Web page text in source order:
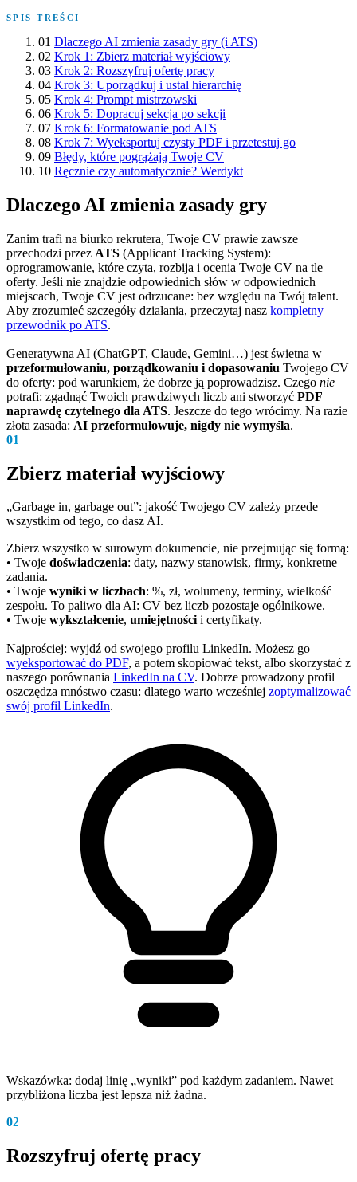
SPIS TREŚCI
01 Dlaczego AI zmienia zasady gry (i ATS)
02 Krok 1: Zbierz materiał wyjściowy
03 Krok 2: Rozszyfruj ofertę pracy
04 Krok 3: Uporządkuj i ustal hierarchię
05 Krok 4: Prompt mistrzowski
06 Krok 5: Dopracuj sekcja po sekcji
07 Krok 6: Formatowanie pod ATS
08 Krok 7: Wyeksportuj czysty PDF i przetestuj go
09 Błędy, które pogrążają Twoje CV
10 Ręcznie czy automatycznie? Werdykt
Dlaczego AI zmienia zasady gry
Zanim trafi na biurko rekrutera, Twoje CV prawie zawsze
przechodzi przez ATS (Applicant Tracking System):
oprogramowanie, które czyta, rozbija i ocenia Twoje CV na tle
oferty. Jeśli nie znajdzie odpowiednich słów w odpowiednich
miejscach, Twoje CV jest odrzucane: bez względu na Twój talent.
Aby zrozumieć szczegóły działania, przeczytaj nasz kompletny
przewodnik po ATS.
Generatywna AI (ChatGPT, Claude, Gemini…) jest świetna w
przeformułowaniu, porządkowaniu i dopasowaniu Twojego CV
do oferty: pod warunkiem, że dobrze ją poprowadzisz. Czego nie
potrafi: zgadnąć Twoich prawdziwych liczb ani stworzyć PDF
naprawdę czytelnego dla ATS. Jeszcze do tego wrócimy. Na razie
złota zasada: AI przeformułowuje, nigdy nie wymyśla.
01
Zbierz materiał wyjściowy
„Garbage in, garbage out”: jakość Twojego CV zależy przede
wszystkim od tego, co dasz AI.
Zbierz wszystko w surowym dokumencie, nie przejmując się formą:
• Twoje doświadczenia: daty, nazwy stanowisk, firmy, konkretne
zadania.
• Twoje wyniki w liczbach: %, zł, wolumeny, terminy, wielkość
zespołu. To paliwo dla AI: CV bez liczb pozostaje ogólnikowe.
• Twoje wykształcenie, umiejętnościi certyfikaty.
Najprościej: wyjdź od swojego profilu LinkedIn. Możesz go
wyeksportować do PDF, a potem skopiować tekst, albo skorzystać z
naszego porównania LinkedIn na CV. Dobrze prowadzony profil
oszczędza mnóstwo czasu: dlatego warto wcześniej zoptymalizować
swój profil LinkedIn.
Wskazówka: dodaj linię „wyniki” pod każdym zadaniem. Nawet
przybliżona liczba jest lepsza niż żadna.
02
Rozszyfruj ofertę pracy